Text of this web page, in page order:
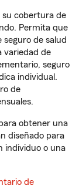
su cobertura de
Permita que
de salud
variedad de
seguro
individual.
de
obtener una
diseñado para
individuo o una
de